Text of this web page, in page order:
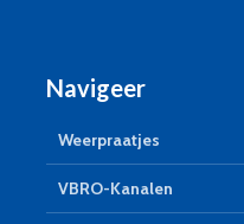
Navigeer
Weerpraatjes
VBRO-Kanalen